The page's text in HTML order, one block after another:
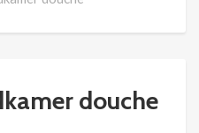
douche